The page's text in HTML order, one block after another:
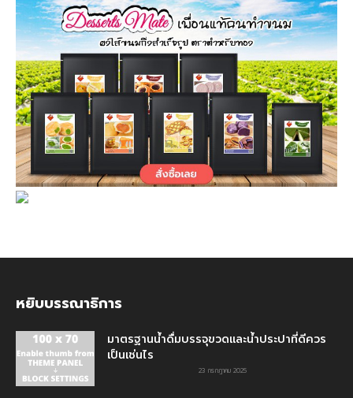
หยิบบรรณาธิการ
มาตรฐานน้ำดื่มบรรจุขวดและน้ำประปาที่ดีควร
เป็นเช่นไร
23 กรกฎาคม 2025